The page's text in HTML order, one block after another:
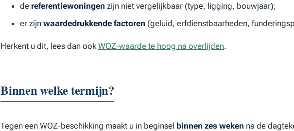
de referentiewoningen zijn niet vergelijkbaar (type, ligging, bouwjaar);
er zijn waardedrukkende factoren (geluid, erfdienstbaarheden,
Herkent u dit, lees dan ookWOZ-waarde te hoog na overlijden.
Binnen welke termijn?
Tegen een WOZ-beschikking maakt u in beginsel binnen zes weken na de